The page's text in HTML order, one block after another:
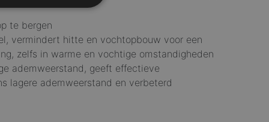
te bergen
vermindert hitte en vochtopbouw voor een
zelfs in warme en vochtige omstandigheden
ademweerstand, geeft effectieve
lagere ademweerstand en verbeterd